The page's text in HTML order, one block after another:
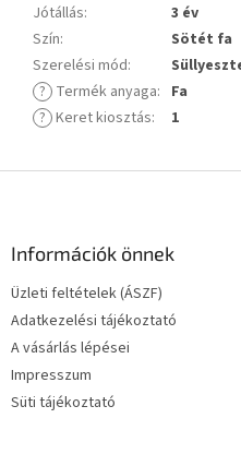
Jótállás:
3 év
Szín:
Sötét fa
Szerelési mód:
? Termék anyaga: Fa
? Keret kiosztás: 1
Információk önnek
Üzleti feltételek (ÁSZF)
Adatkezelési tájékoztató
A vásárlás lépései
Impresszum
Süti tájékoztató